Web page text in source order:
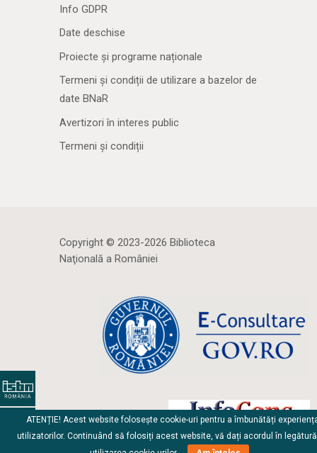
Info GDPR
Date deschise
Proiecte și programe naționale
Termeni și condiții de utilizare a bazelor de
date BNaR
Avertizori în interes public
Termeni și condiții
Copyright © 2023-2026 Biblioteca
Naţională a României
ATENȚIE! Acest website folosește cookie-uri pentru a îmbunătăți
utilizatorilor. Continuând să folosiți acest website, vă dați acordul în